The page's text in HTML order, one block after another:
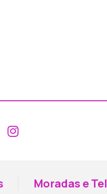
Aceder ao
Aceder ao
Moradas e